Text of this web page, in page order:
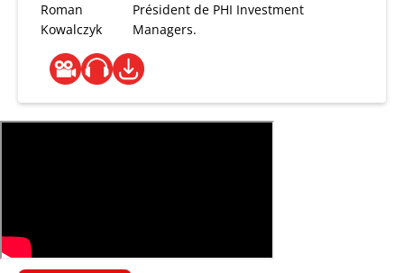
Roman
Kowalczyk
Président de PHI Investment
Managers.